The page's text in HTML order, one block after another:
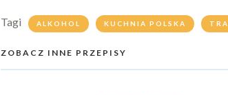
Tagi ALKOHOL KUCHNIA POLSKA
ZOBACZ INNE PRZEPISY